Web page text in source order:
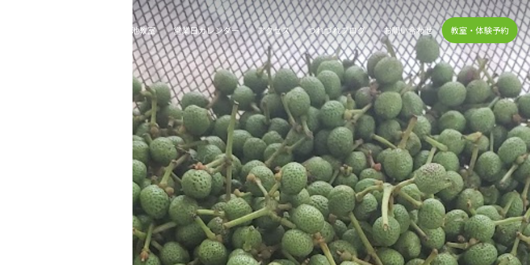
遠州流茶道大池教室 営業日カレンダー アクセス つれづれブログ お問い合わせ 教室・体験予約